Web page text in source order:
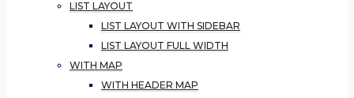
LIST LAYOUT
LIST LAYOUT WITH SIDEBAR
LIST LAYOUT FULL WIDTH
WITH MAP
WITH HEADER MAP